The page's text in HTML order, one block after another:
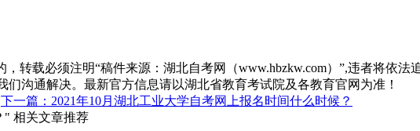
转载必须注明“稿件来源：湖北自考网（www.hbzkw.com）”,违者将依法
沟通解决。最新官方信息请以湖北省教育考试院及各教育官网为准！
下一篇：2021年10月湖北工业大学自考网上报名时间什么时候？
" 相关文章推荐